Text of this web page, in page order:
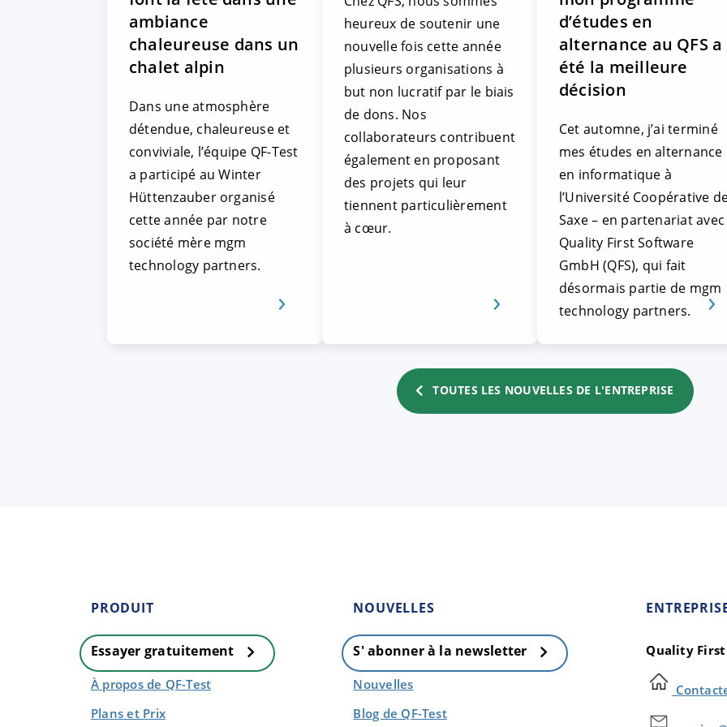
ambiance
chaleureuse dans un
chalet alpin
Dans une atmosphère
détendue, chaleureuse et
conviviale, l’équipe QF-Test
a participé au Winter
Hüttenzauber organisé
cette année par notre
société mère mgm
technology partners.
heureux de soutenir une
nouvelle fois cette année
plusieurs organisations à
but non lucratif par le biais
de dons. Nos
collaborateurs contribuent
également en proposant
des projets qui leur
tiennent particulièrement
à cœur.
d’études en
alternance au QFS a
été la meilleure
décision
Cet automne, j’ai terminé
mes études en alternance
en informatique à
l’Université Coopérative
Saxe – en partenariat avec
Quality First Software
GmbH (QFS), qui fait
désormais partie de mgm
technology partners.
TOUTES LES NOUVELLES DE L'ENTREPRISE
PRODUIT
Essayer gratuitement
À propos de QF-Test
Plans et Prix
NOUVELLES
S' abonner à la newsletter
Nouvelles
Blog de QF-Test
Quality First